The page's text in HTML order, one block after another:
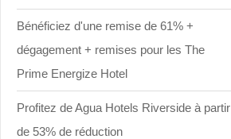
Bénéficiez d'une remise de 61% +
dégagement + remises pour les The
Prime Energize Hotel
Profitez de Agua Hotels Riverside à partir
de 53% de réduction